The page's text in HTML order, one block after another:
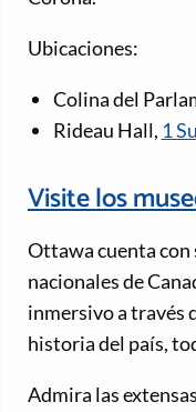
Ubicaciones:
Colina del
Rideau Hall, 1
Visite los
Ottawa cuenta con
nacionales de
inmersivo a través
historia del país,
Admira las